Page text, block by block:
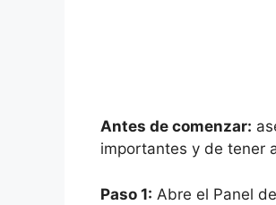
Antes de comenzar:
importantes y de tener
Paso 1: Abre el Panel